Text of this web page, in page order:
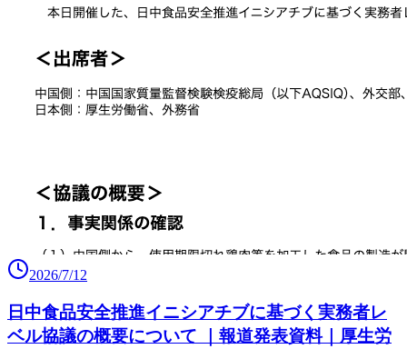
2026/7/12
日中食品安全推進イニシアチブに基づく実務者レ
ベル協議の概要について ｜報道発表資料｜厚生労